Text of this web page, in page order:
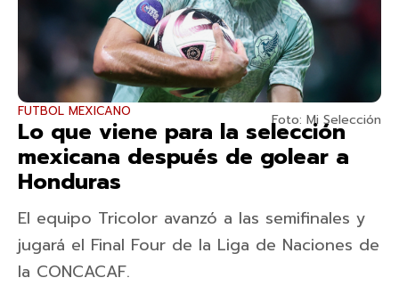
Foto: Mi Selección
FUTBOL MEXICANO
Lo que viene para la selección
mexicana después de golear a
Honduras
El equipo Tricolor avanzó a las semifinales y
jugará el Final Four de la Liga de Naciones de
la CONCACAF.